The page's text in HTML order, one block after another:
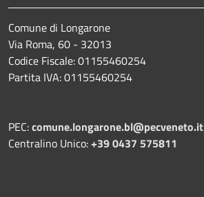
Comune di Longarone
Via Roma, 60 - 32013
Codice Fiscale: 01155460254
Partita IVA: 01155460254
PEC:comune.longarone.bl@pecveneto.it
Centralino Unico:+39 0437 575811